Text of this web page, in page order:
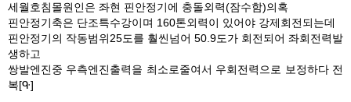
세월호침몰원인은 좌현 핀안정기에 충돌외력(잠수함)의혹
핀안정기축은 단조특수강이며 160톤외력이 있어야 강제회전되는데
핀안정기의 작동범위25도를 훨씬넘어 50.9도가 회전되어 좌회전력발
생하고
쌍발엔진중 우측엔진출력을 최소로줄여서 우회전력으로 보정하다 전
복[ᑵ]